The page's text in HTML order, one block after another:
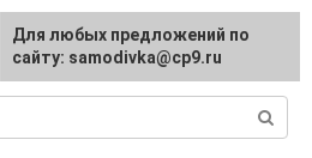
дома и участка
Для любых предложений по
сайту: samodivka@cp9.ru